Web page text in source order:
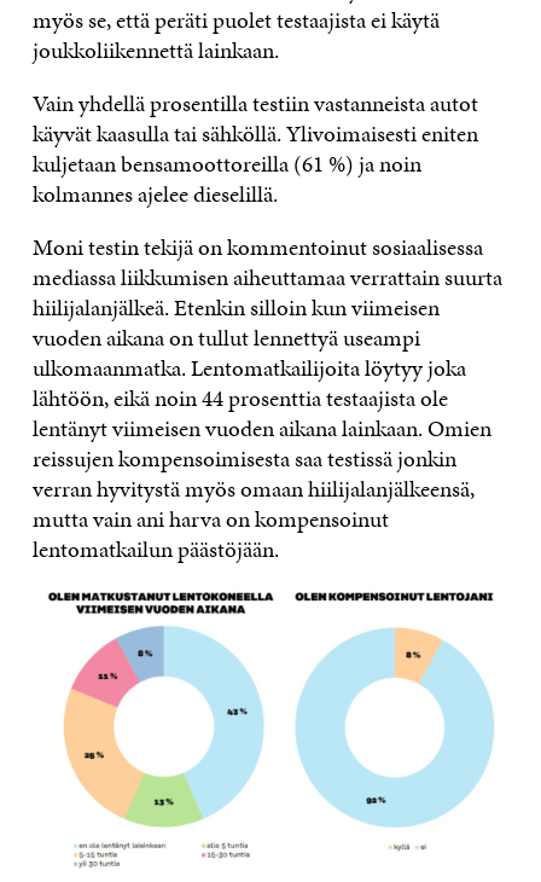
myös se, että peräti puolet testaajista ei käytä
joukkoliikennettä lainkaan.
Vain yhdellä prosentilla testiin vastanneista autot
käyvät kaasulla tai sähköllä. Ylivoimaisesti eniten
kuljetaan bensamoottoreilla (61 %) ja noin
kolmannes ajelee dieselillä.
Moni testin tekijä on kommentoinut sosiaalisessa
mediassa liikkumisen aiheuttamaa verrattain suurta
hiilijalanjälkeä. Etenkin silloin kun viimeisen
vuoden aikana on tullut lennettyä useampi
ulkomaanmatka. Lentomatkailijoita löytyy joka
lähtöön, eikä noin 44 prosenttia testaajista ole
lentänyt viimeisen vuoden aikana lainkaan. Omien
reissujen kompensoimisesta saa testissä jonkin
verran hyvitystä myös omaan hiilijalanjälkeensä,
mutta vain ani harva on kompensoinut
lentomatkailun päästöjään.